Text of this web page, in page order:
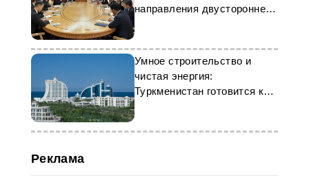
направления двустороннего
Умное строительство и
чистая энергия:
Туркменистан готовится к
CIET 2025
Реклама